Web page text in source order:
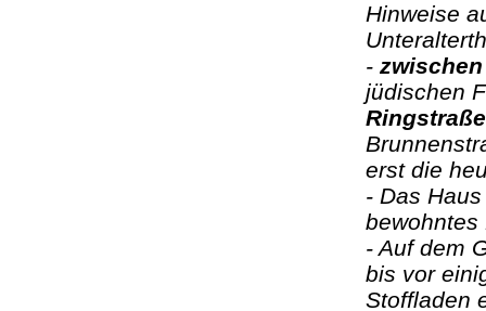
Hinweise
-
jüdischen
erst die
- Das
bewohntes
- Auf dem
bis vor
Stoffladen